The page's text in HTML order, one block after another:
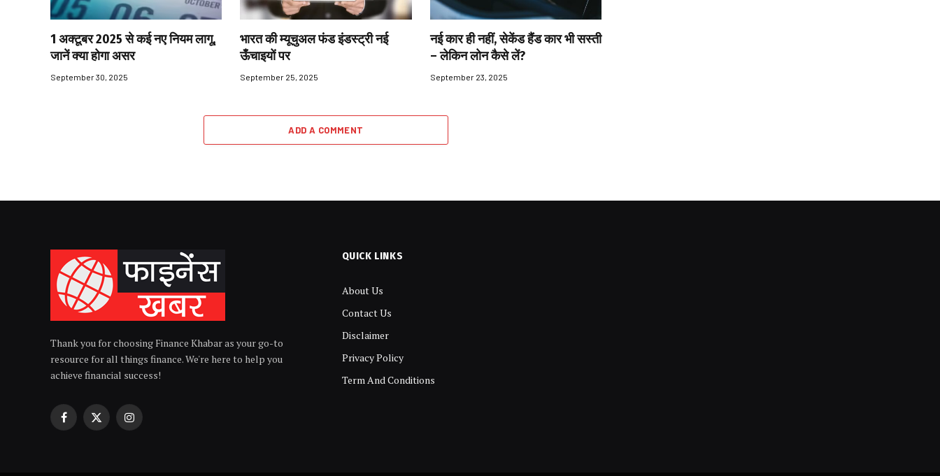
1 अक्टूबर 2025 से कई नए नियम लागू,
जानें क्या होगा असर
September 30, 2025
भारत की म्यूचुअल फंड इंडस्ट्री नई
ऊँचाइयों पर
September 25, 2025
नई कार ही नहीं, सेकेंड हैंड कार भी सस्ती
– लेकिन लोन कैसे लें?
September 23, 2025
ADD A COMMENT
Thank you for choosing Finance Khabar as your go-to
resource for all things finance. We're here to help you
achieve financial success!
Facebook
X
Instagram
QUICK LINKS
About Us
Contact Us
Disclaimer
Privacy Policy
Term And Conditions